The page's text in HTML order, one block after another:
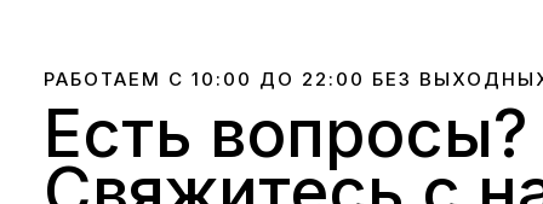
Кроссовки можно смело выбирать для демисезона —
подойдут более легкие расцветки; ранней весной и
Что делать в Пума 180?
РАБОТАЕМ С 10:00 ДО 22:00 БЕЗ
Есть вопросы?